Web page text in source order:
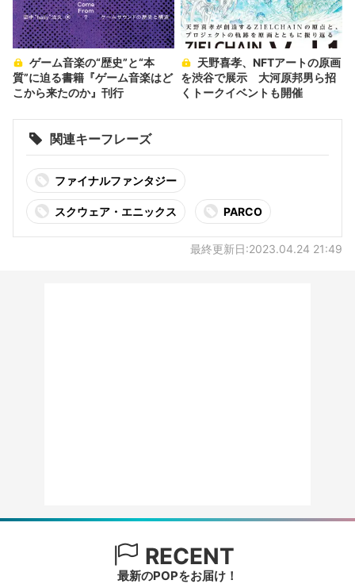
質”に迫る書籍『ゲーム音楽はど
こから来たのか』刊行
を渋谷で展示 大河原邦男ら招
くトークイベントも開催
関連キーフレーズ
ファイナルファンタジー
スクウェア・エニックス PARCO
最終更新日:2023.04.24 21:49
RECENT
最新のPOPをお届け！